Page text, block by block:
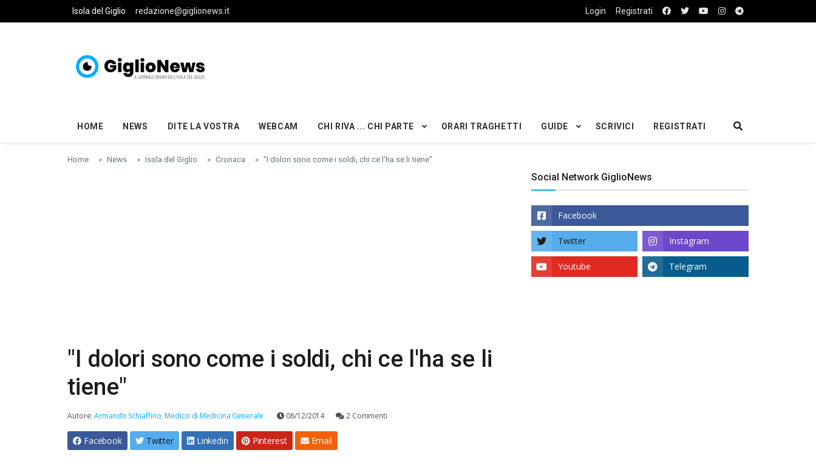
Skip to main content
Isola del Giglio redazione@giglionews.it Login Registrati
HOME NEWS DITE LA VOSTRA WEBCAM CHI RIVA ... CHI PARTE ORARI TRAGHETTI GUIDE SCRIVICI REGISTRATI
Home News Isola del Giglio Cronaca "I dolori sono come i soldi, chi ce l'ha se li tiene"
"I dolori sono come i soldi, chi ce l'ha se li
tiene"
Autore:Armando Schiaffino, Medico di Medicina Generale 08/12/2014 2 Commenti
Facebook Twitter Linkedin Pinterest Email
Social Network GiglioNews
Facebook
Twitter Instagram
Youtube Telegram